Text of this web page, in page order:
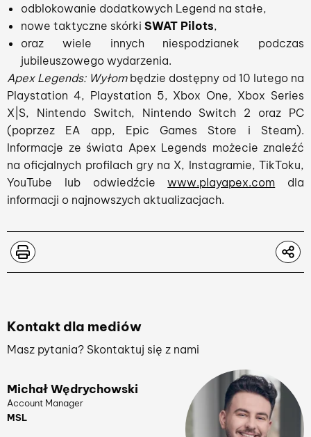
odblokowanie dodatkowych Legend na stałe,
nowe taktyczne skórki SWAT Pilots,
oraz wiele innych niespodzianek podczas
jubileuszowego wydarzenia.
Apex Legends: Wyłom będzie dostępny od 10 lutego na
Playstation 4, Playstation 5, Xbox One, Xbox Series
X|S, Nintendo Switch, Nintendo Switch 2 oraz PC
(poprzez EA app, Epic Games Store i Steam).
Informacje ze świata Apex Legends możecie znaleźć
na oficjalnych profilach gry na X, Instagramie, TikToku,
YouTube lub odwiedźciewww.playapex.com dla
informacji o najnowszych aktualizacjach.
Kontakt dla mediów
Masz pytania? Skontaktuj się z nami
Michał Wędrychowski
Account Manager
MSL